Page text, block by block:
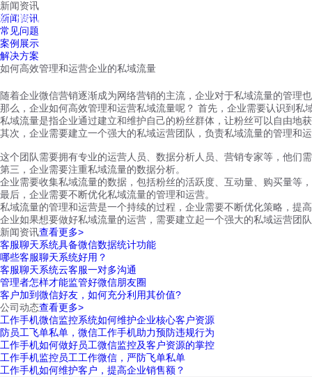
红鹰工作手机
新闻资讯
新闻资讯
常见问题
案例展示
解决方案
如何高效管理和运营企业的私域流量
随着企业微信营销逐渐成为网络营销的主流，企业对于私域流量的管理
那么，企业如何高效管理和运营私域流量呢？ 首先，企业需要认识到私
私域流量是指企业通过建立和维护自己的粉丝群体，让粉丝可以自由地
其次，企业需要建立一个强大的私域运营团队，负责私域流量的管理和
这个团队需要拥有专业的运营人员、数据分析人员、营销专家等，他们
第三，企业需要注重私域流量的数据分析。
企业需要收集私域流量的数据，包括粉丝的活跃度、互动量、购买量等
最后，企业需要不断优化私域流量的管理和运营。
私域流量的管理和运营是一个持续的过程，企业需要不断优化策略，提
企业如果想要做好私域流量的运营，需要建立起一个强大的私域运营团
新闻资讯查看更多>
客服聊天系统具备微信数据统计功能
哪些客服聊天系统好用？
客服聊天系统云客服一对多沟通
管理者怎样才能监管好微信朋友圈
客户加到微信好友，如何充分利用其价值?
公司动态查看更多>
工作手机微信监控系统如何维护企业核心客户资源
防员工飞单私单，微信工作手机助力预防违规行为
工作手机如何做好员工微信监控及客户资源的掌控
工作手机监控员工工作微信，严防飞单私单
工作手机如何维护客户，提高企业销售额？